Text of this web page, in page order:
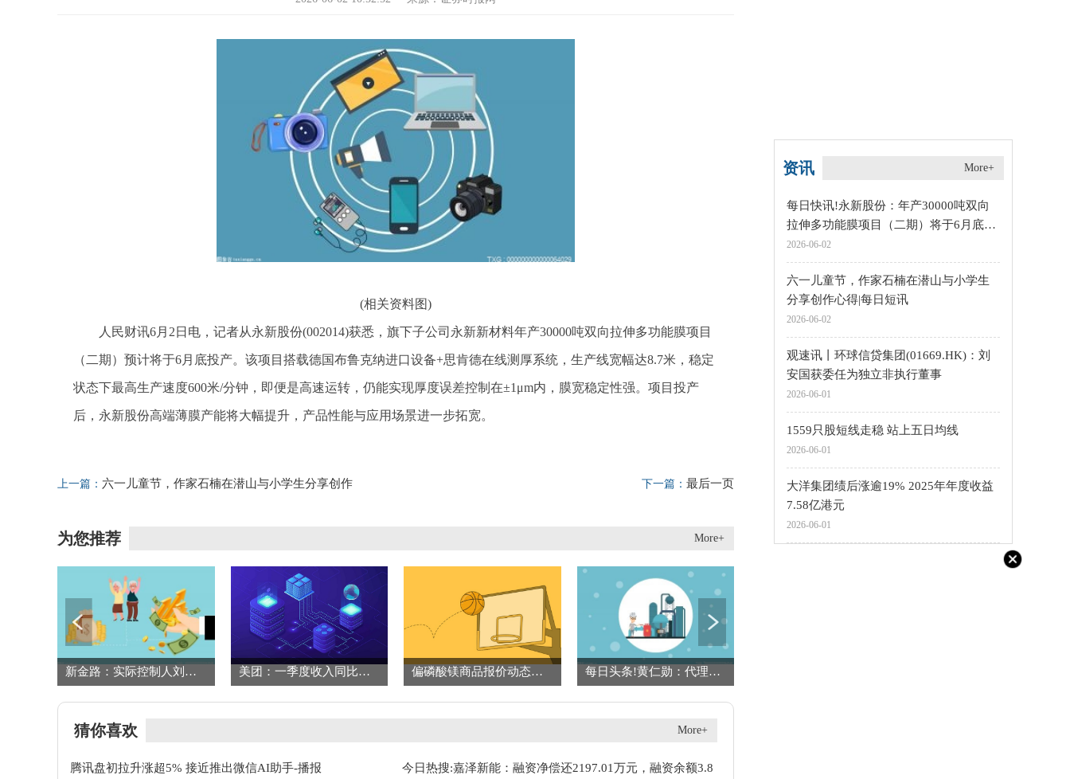
(相关资料图)
人民财讯6月2日电，记者从永新股份(002014)获悉，旗下子公司永新新材料年产30000吨双向拉伸多功能膜项目
（二期）预计将于6月底投产。该项目搭载德国布鲁克纳进口设备+思肯德在线测厚系统，生产线宽幅达8.7米，稳定
状态下最高生产速度600米/分钟，即便是高速运转，仍能实现厚度误差控制在±1μm内，膜宽稳定性强。项目投产
后，永新股份高端薄膜产能将大幅提升，产品性能与应用场景进一步拓宽。
上一篇： 六一儿童节，作家石楠在潜山与小学生分享创作
下一篇： 最后一页
为您推荐 More+
新金路：实际控制人刘江东提前终止减持计划 美团：一季度收入同比增长5.6% 焦点观察 偏磷酸镁商品报价动态（2026-06-01）_观天下 每日头条!黄仁勋：代理式AI和实用型人工智能时代已经到来
猜你喜欢 More+
腾讯盘初拉升涨超5% 接近推出微信AI助手-播报
今日热搜:嘉泽新能：融资净偿还2197.01万元，融资余额3.8
资讯 More+
每日快讯!永新股份：年产30000吨双向
拉伸多功能膜项目（二期）将于6月底投
产
2026-06-02
六一儿童节，作家石楠在潜山与小学生
分享创作心得|每日短讯
2026-06-02
观速讯丨环球信贷集团(01669.HK)：刘
安国获委任为独立非执行董事
2026-06-01
1559只股短线走稳 站上五日均线
2026-06-01
大洋集团绩后涨逾19% 2025年年度收益
7.58亿港元
2026-06-01